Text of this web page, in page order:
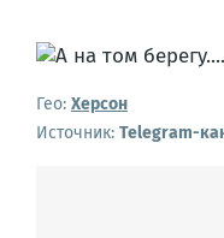
Гео: Херсон
Источник: Telegram-